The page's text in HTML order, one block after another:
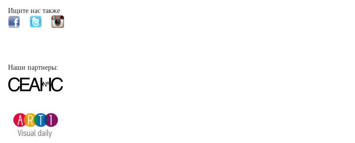
Ищите нас также
Наши партнеры: